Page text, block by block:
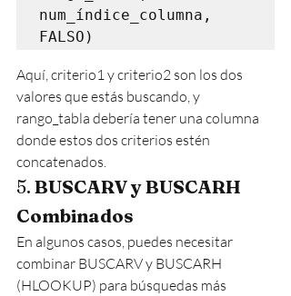
num_índice_columna,
Aquí, criterio1 y criterio2 son los dos
valores que estás buscando, y
rango_tabla debería tener una columna
donde estos dos criterios estén
concatenados.
5. BUSCARV y BUSCARH
Combinados
En algunos casos, puedes necesitar
combinar BUSCARV y BUSCARH
(HLOOKUP) para búsquedas más